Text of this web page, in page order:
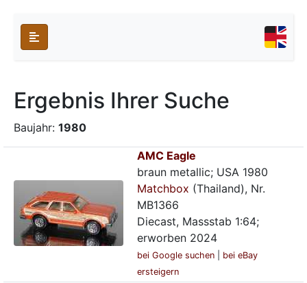
Ergebnis Ihrer Suche
Baujahr: 1980
AMC Eagle
braun metallic; USA 1980
Matchbox (Thailand), Nr.
MB1366
Diecast, Massstab 1:64;
erworben 2024
bei Google suchen
bei eBay
ersteigern